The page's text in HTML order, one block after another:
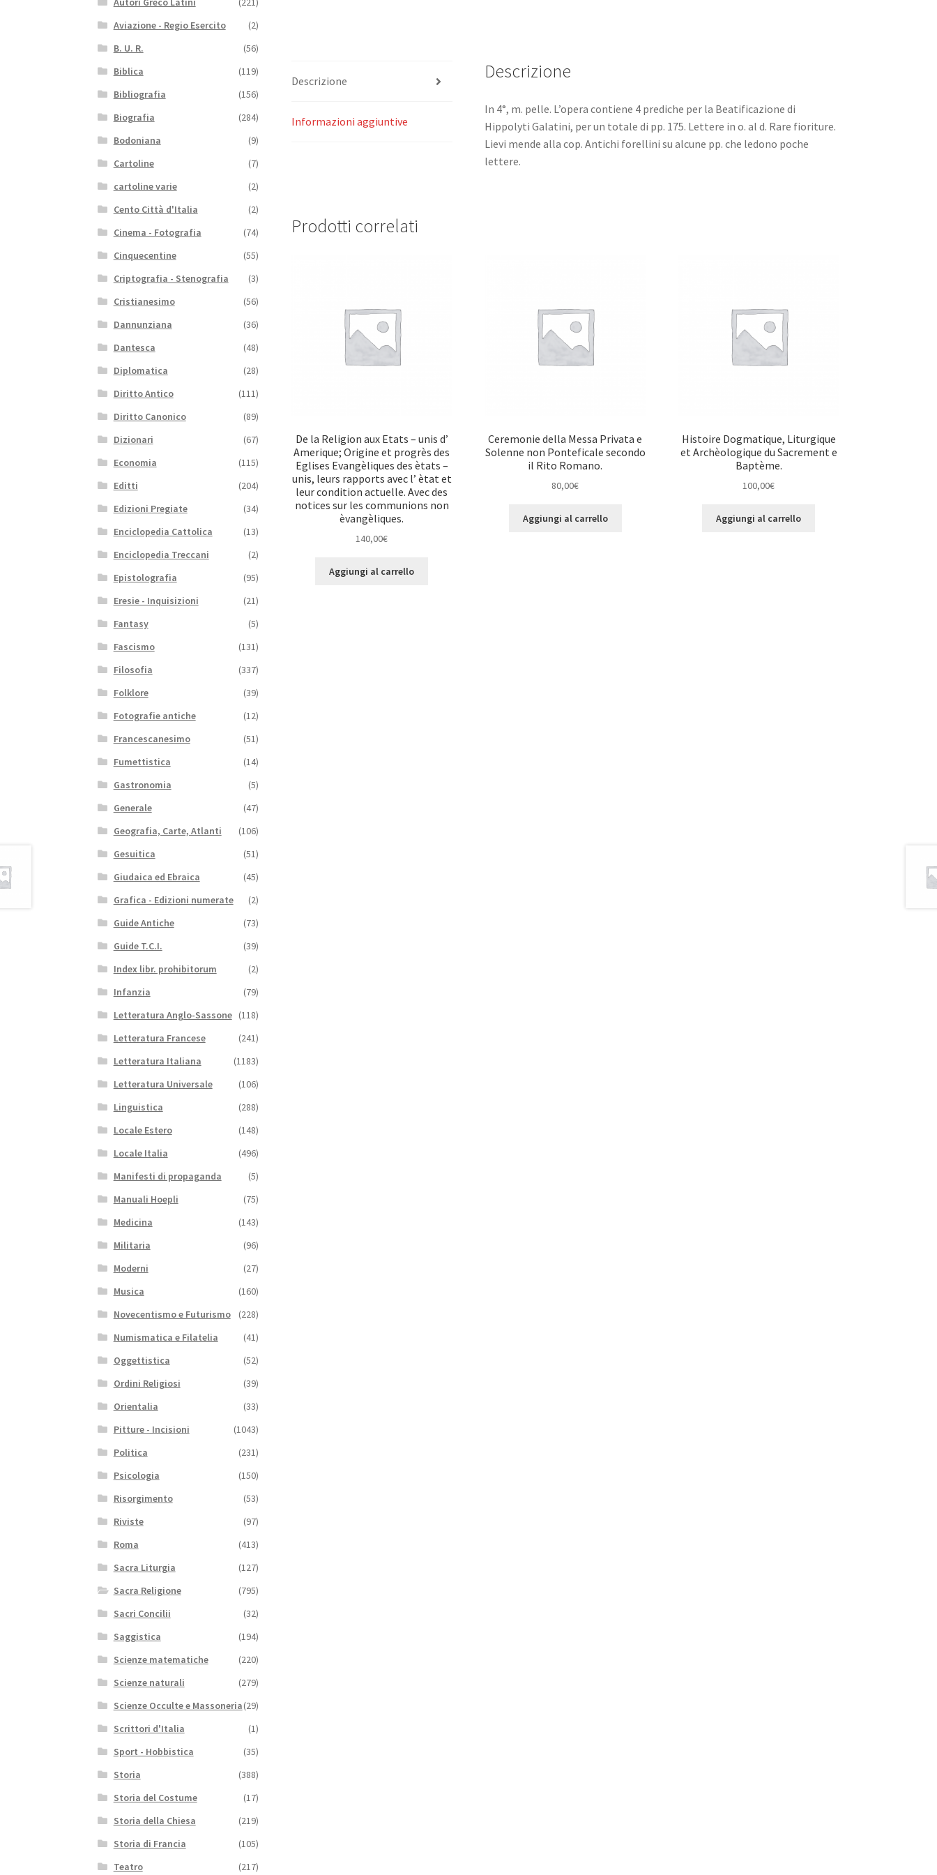
Descrizione
Informazioni aggiuntive
Descrizione
In 4°, m. pelle. L’opera contiene 4 prediche per la Beatificazione di
Hippolyti Galatini, per un totale di pp. 175. Lettere in o. al d. Rare fioriture.
Lievi mende alla cop. Antichi forellini su alcune pp. che ledono poche
lettere.
Prodotti correlati
De la Religion aux Etats – unis d’
Amerique; Origine et progrès des
Eglises Evangèliques des ètats –
unis, leurs rapports avec l’ ètat et
leur condition actuelle. Avec des
notices sur les communions non
èvangèliques.
140,00€
Aggiungi al carrello
Ceremonie della Messa Privata e
Solenne non Ponteficale secondo
il Rito Romano.
80,00€
Aggiungi al carrello
Histoire Dogmatique, Liturgique
et Archèologique du Sacrement e
Baptème.
100,00€
Aggiungi al carrello
Aviazione - Regio Esercito
(2)
B. U. R.
(56)
Biblica
(119)
Bibliografia
(156)
Biografia
(284)
Bodoniana
(9)
Cartoline
(7)
cartoline varie
(2)
Cento Città d'Italia
(2)
Cinema - Fotografia
(74)
Cinquecentine
(55)
Criptografia - Stenografia
(3)
Cristianesimo
(56)
Dannunziana
(36)
Dantesca
(48)
Diplomatica
(28)
Diritto Antico
(111)
Diritto Canonico
(89)
Dizionari
(67)
Economia
(115)
Editti
(204)
Edizioni Pregiate
(34)
Enciclopedia Cattolica
(13)
Enciclopedia Treccani
(2)
Epistolografia
(95)
Eresie - Inquisizioni
(21)
Fantasy
(5)
Fascismo
(131)
Filosofia
(337)
Folklore
(39)
Fotografie antiche
(12)
Francescanesimo
(51)
Fumettistica
(14)
Gastronomia
(5)
Generale
(47)
Geografia, Carte, Atlanti
(106)
Gesuitica
(51)
Giudaica ed Ebraica
(45)
Grafica - Edizioni numerate
(2)
Guide Antiche
(73)
Guide T.C.I.
(39)
Index libr. prohibitorum
(2)
Infanzia
(79)
Letteratura Anglo-Sassone (118)
Letteratura Francese
(241)
Letteratura Italiana
(1183)
Letteratura Universale
(106)
Linguistica
(288)
Locale Estero
(148)
Locale Italia
(496)
Manifesti di propaganda
(5)
Manuali Hoepli
(75)
Medicina
(143)
Militaria
(96)
Moderni
(27)
Musica
(160)
Novecentismo e Futurismo
(228)
Numismatica e Filatelia
(41)
Oggettistica
(52)
Ordini Religiosi
(39)
Orientalia
(33)
Pitture - Incisioni
(1043)
Politica
(231)
Psicologia
(150)
Risorgimento
(53)
Riviste
(97)
Roma
(413)
Sacra Liturgia
(127)
Sacra Religione
(795)
Sacri Concilii
(32)
Saggistica
(194)
Scienze matematiche
(220)
Scienze naturali
(279)
Scienze Occulte e Massoneria(29)
Scrittori d'Italia
(1)
Sport - Hobbistica
(35)
Storia
(388)
Storia del Costume
(17)
Storia della Chiesa
(219)
Storia di Francia
(105)
Teatro
(217)